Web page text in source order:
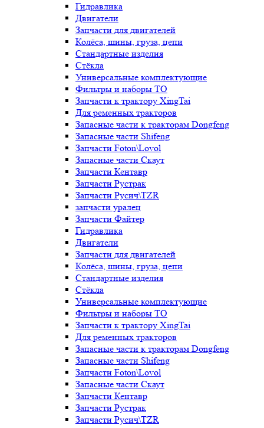
Гидравлика
Двигатели
Запчасти для двигателей
Колёса, шины, груза, цепи
Стандартные изделия
Стёкла
Универсальные комплектующие
Фильтры и наборы ТО
Запчасти к трактору XingTai
Для ременных тракторов
Запасные части к тракторам Dongfeng
Запасные части Shifeng
Запчасти Foton\Lovol
Запасные части Скаут
Запчасти Кентавр
Запчасти Рустрак
Запчасти Русич\TZR
запчасти уралец
Запчасти Файтер
Гидравлика
Двигатели
Запчасти для двигателей
Колёса, шины, груза, цепи
Стандартные изделия
Стёкла
Универсальные комплектующие
Фильтры и наборы ТО
Запчасти к трактору XingTai
Для ременных тракторов
Запасные части к тракторам Dongfeng
Запасные части Shifeng
Запчасти Foton\Lovol
Запасные части Скаут
Запчасти Кентавр
Запчасти Рустрак
Запчасти Русич\TZR